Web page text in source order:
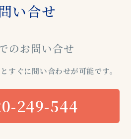
い合せ
のお問い合せ
すぐに問い合わせが可能です。
249-544